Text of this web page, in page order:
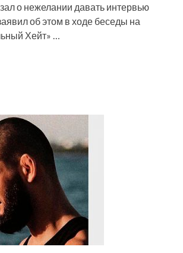
о нежелании давать интервью
об этом в ходе беседы на
Хейт» …